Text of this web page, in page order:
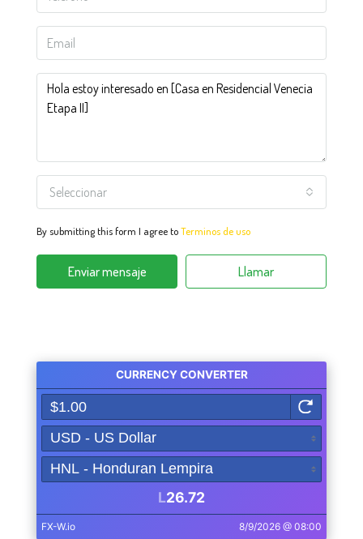
Seleccionar
By submitting this form I agree toTerminos de uso
Enviar mensaje Llamar